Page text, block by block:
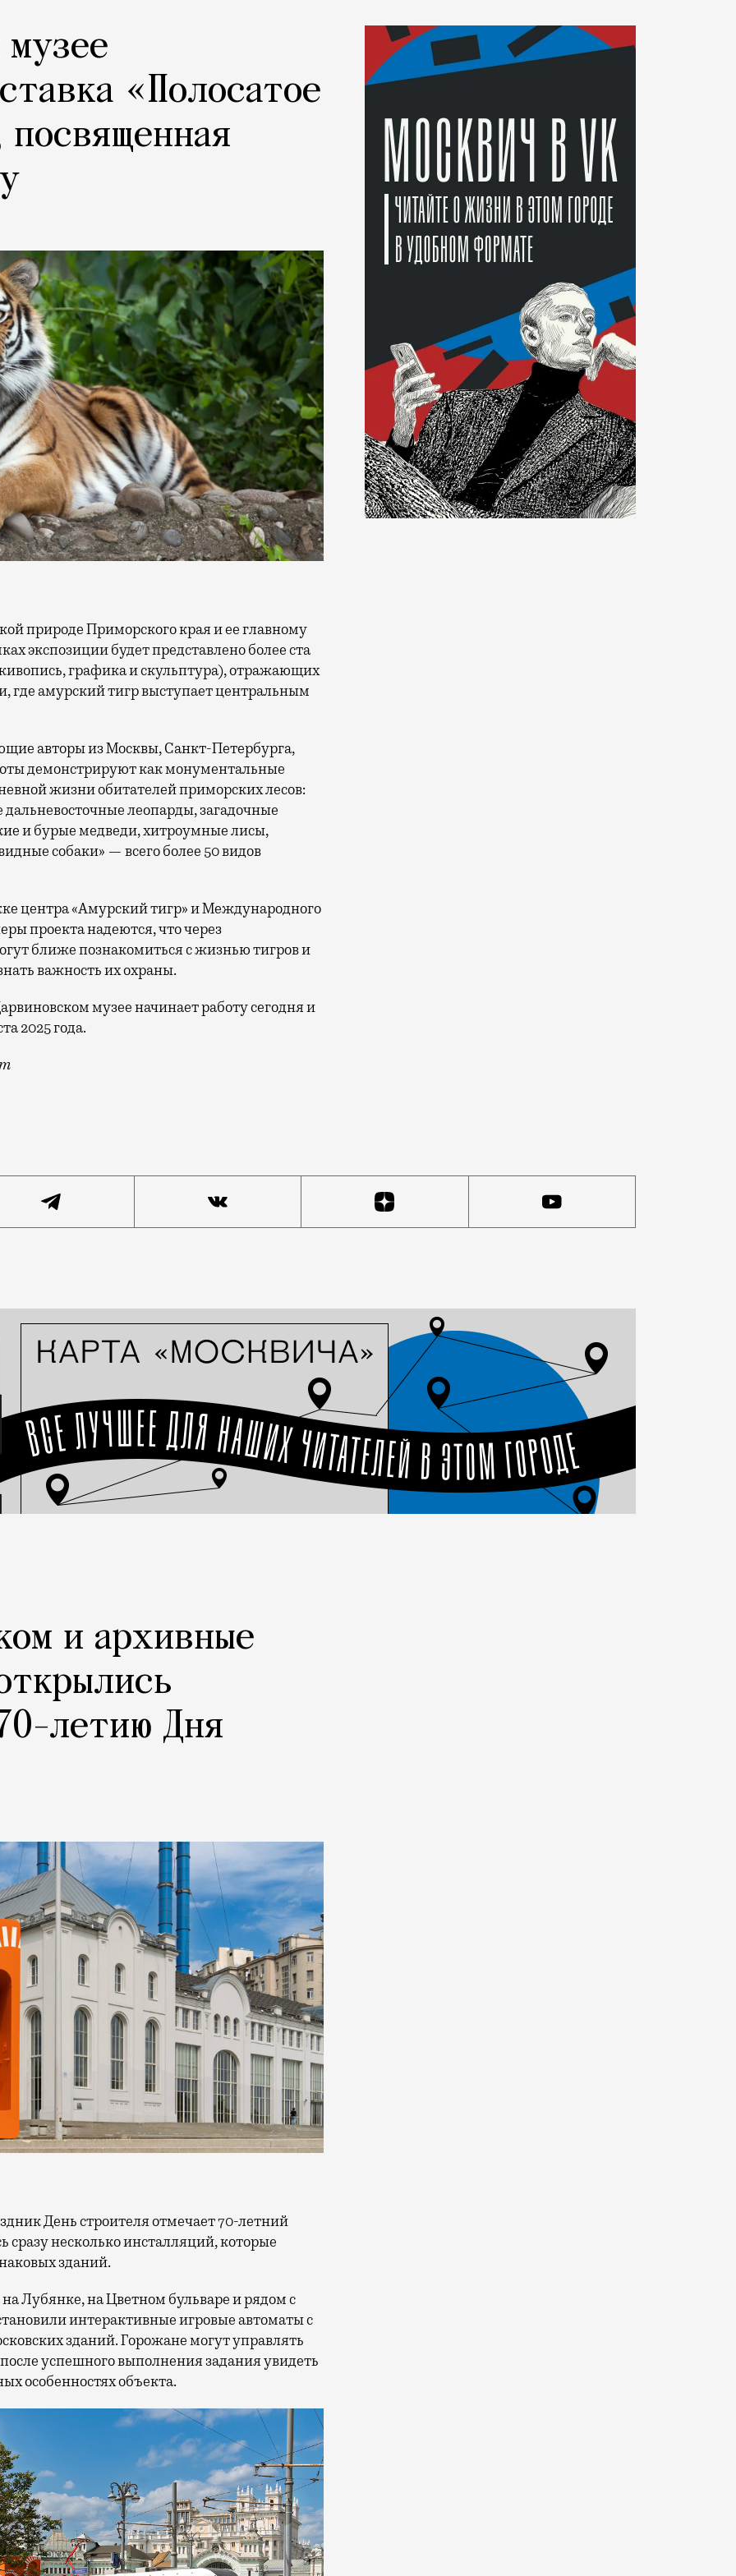
«Полосатое
экспозиции будет представлено более ста
графика и скульптура), отражающих
где амурский тигр выступает центральным
авторы из Москвы, Санкт-Петербурга,
демонстрируют как монументальные
жизни обитателей приморских лесов:
леопарды, загадочные
и бурые медведи, хитроумные лисы,
собаки» — всего более 50 видов
центра «Амурский тигр» и Международного
проекта надеются, что через
ближе познакомиться с жизнью тигров и
важность их охраны.
музее начинает работу сегодня и
2025 года.
природе Приморского края и ее главному символу — амурскому тигру. В рамках экспозиции будет
и архивные
летию Дня
сразу несколько инсталляций, которые
зданий.
Лубянке, на Цветном бульваре и рядом с
интерактивные игровые автоматы с
зданий. Горожане могут управлять
успешного выполнения задания увидеть
особенностях объекта.